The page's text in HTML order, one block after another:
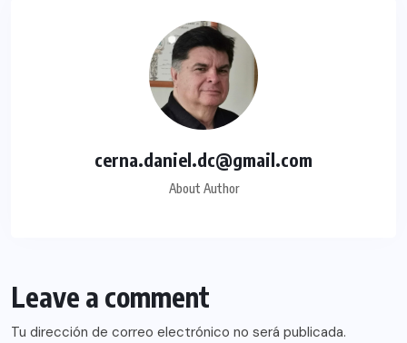
cerna.daniel.dc@gmail.com
About Author
Leave a comment
Tu dirección de correo electrónico no será publicada.